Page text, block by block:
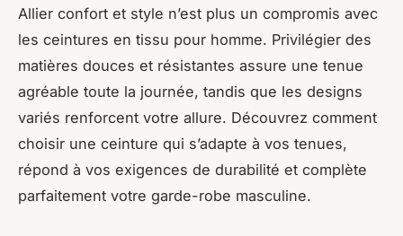
Allier confort et style n’est plus un compromis avec
les ceintures en tissu pour homme. Privilégier des
matières douces et résistantes assure une tenue
agréable toute la journée, tandis que les designs
variés renforcent votre allure. Découvrez comment
choisir une ceinture qui s’adapte à vos tenues,
répond à vos exigences de durabilité et complète
parfaitement votre garde-robe masculine.